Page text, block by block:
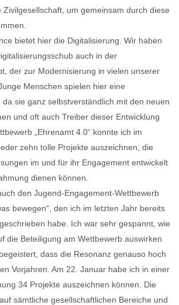
Zivilgesellschaft, um gemeinsam durch diese
bietet hier die Digitalisierung. Wir haben
auch in der
der zur Modernisierung in vielen unserer
Menschen spielen hier eine
sie ganz selbstverständlich mit den neuen
und oft auch Treiber dieser Entwicklung
„Ehrenamt 4.0“ konnte ich im
zehn tolle Projekte auszeichnen, die
im und für ihr Engagement entwickelt
dienen können.
den Jugend-Engagement-Wettbewerb
bewegen“, den ich im letzten Jahr bereits
habe. Ich war sehr gespannt, wie
die Beteiligung am Wettbewerb auswirken
dass die Resonanz genauso hoch
Vorjahren. Am 22. Januar habe ich in einer
34 Projekte auszeichnen können. Die
sämtliche gesellschaftlichen Bereiche und